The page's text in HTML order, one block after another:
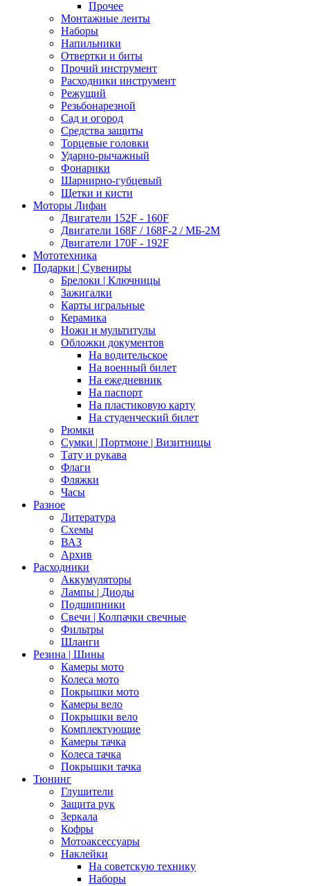
Прочее
Монтажные ленты
Наборы
Напильники
Отвертки и биты
Прочий инструмент
Расходники инструмент
Режущий
Резьбонарезной
Сад и огород
Средства защиты
Торцевые головки
Ударно-рычажный
Фонарики
Шарнирно-губцевый
Щетки и кисти
Моторы Лифан
Двигатели 152F - 160F
Двигатели 168F / 168F-2 / МБ-2М
Двигатели 170F - 192F
Мототехника
Подарки | Сувениры
Брелоки | Ключницы
Зажигалки
Карты игральные
Керамика
Ножи и мультитулы
Обложки документов
На водительское
На военный билет
На ежедневник
На паспорт
На пластиковую карту
На студенческий билет
Рюмки
Сумки | Портмоне | Визитницы
Тату и рукава
Флаги
Фляжки
Часы
Разное
Литература
Схемы
ВАЗ
Архив
Расходники
Аккумуляторы
Лампы | Диоды
Подшипники
Свечи | Колпачки свечные
Фильтры
Шланги
Резина | Шины
Камеры мото
Колеса мото
Покрышки мото
Камеры вело
Покрышки вело
Комплектующие
Камеры тачка
Колеса тачка
Покрышки тачка
Тюнинг
Глушители
Защита рук
Зеркала
Кофры
Мотоаксессуары
Наклейки
На советскую технику
Наборы